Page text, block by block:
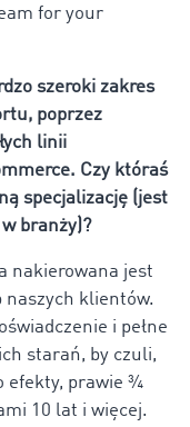
for your
szeroki zakres
poprzez
linii
Czy któraś
specjalizację (jest
branży)?
nakierowana jest
naszych klientów.
i pełne
starań, by czuli,
efekty, prawie ¾
10 lat i więcej.